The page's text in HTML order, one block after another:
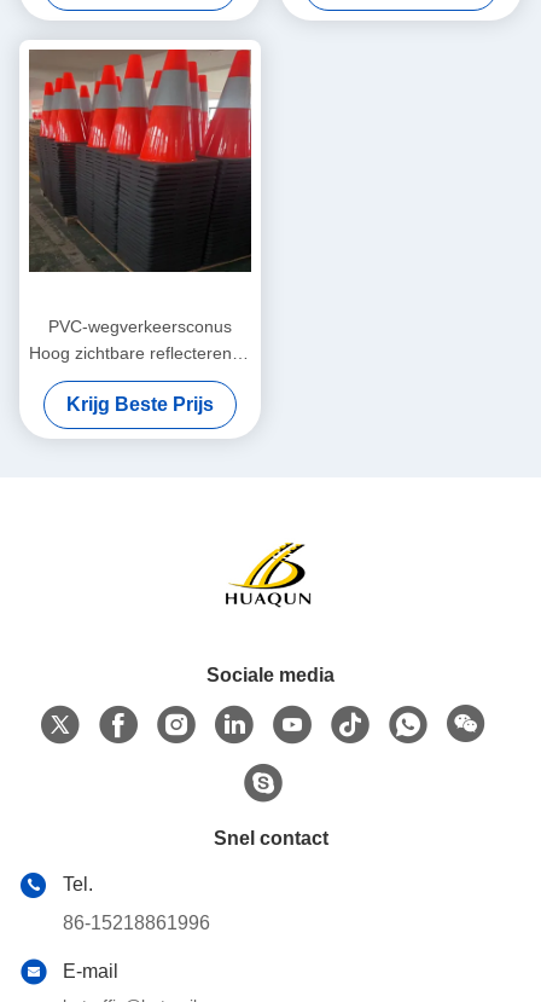
PVC-wegverkeersconus
Hoog zichtbare reflecterende
wegwerkconussen
Krijg Beste Prijs
Sociale media
Snel contact
Tel.
86-15218861996
E-mail